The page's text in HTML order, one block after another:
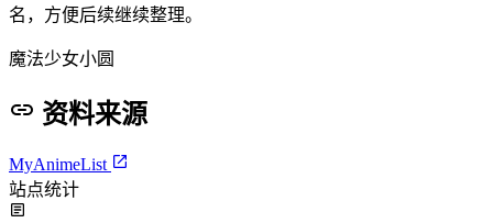
名，方便后续继续整理。
魔法少女小圆
资料来源
MyAnimeList
站点统计